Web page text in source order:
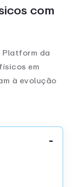
com
da
em
à evolução